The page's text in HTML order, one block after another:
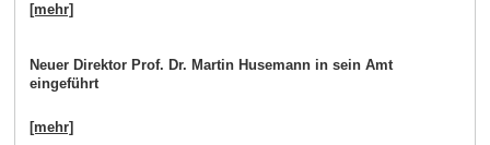
[mehr]
Neuer Direktor Prof. Dr. Martin Husemann in sein Amt
eingeführt
[mehr]